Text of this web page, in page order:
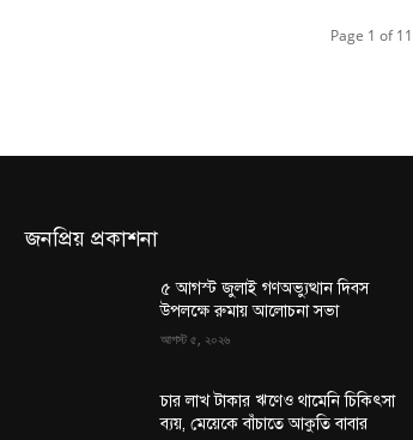
Page 1 of 11
জনপ্রিয় প্রকাশনা
৫ আগস্ট জুলাই গণঅভ্যুত্থান দিবস
উপলক্ষে রুমায় আলোচনা সভা
আগস্ট ৫, ২০২৬
চার লাখ টাকার ঋণেও থামেনি চিকিৎসা
ব্যয়, মেয়েকে বাঁচাতে আকুতি বাবার